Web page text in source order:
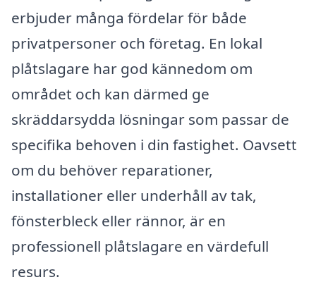
erbjuder många fördelar för både
privatpersoner och företag. En lokal
plåtslagare har god kännedom om
området och kan därmed ge
skräddarsydda lösningar som passar de
specifika behoven i din fastighet. Oavsett
om du behöver reparationer,
installationer eller underhåll av tak,
fönsterbleck eller rännor, är en
professionell plåtslagare en värdefull
resurs.